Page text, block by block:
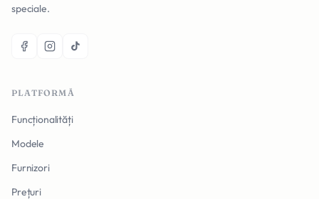
speciale.
PLATFORMĂ
Funcționalități
Modele
Furnizori
Prețuri